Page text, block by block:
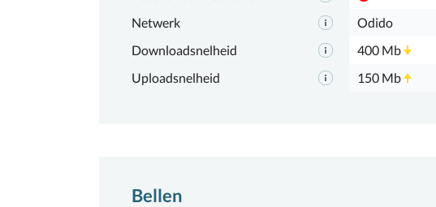
Netwerk
Odido
Downloadsnelheid
400 Mb
Uploadsnelheid
150 Mb
Bellen